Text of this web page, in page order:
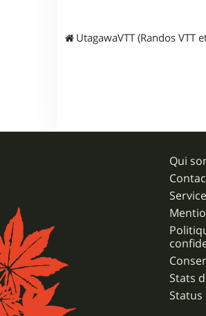
g
UtagawaVTT (Randos VTT
Qui
Stats
Status